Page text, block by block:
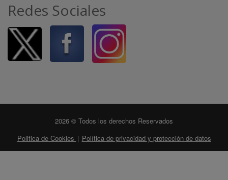
Redes Sociales
2026 © Todos los derechos Reservados
Politica de Cookies | Política de privacidad y protección de datos